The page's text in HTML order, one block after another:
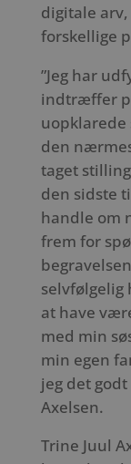
digitale
forskellige
”Jeg har
indtræffer
den
taget
den sidste
handle om
frem for
selvfølgelig
at have
med min
min egen
jeg det
Axelsen.
Trine Juul